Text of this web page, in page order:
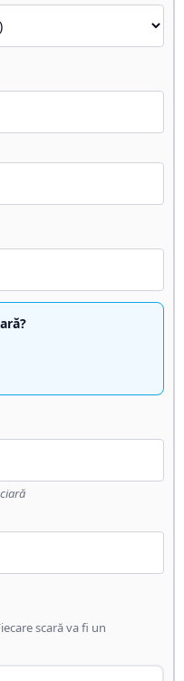
scară va fi un